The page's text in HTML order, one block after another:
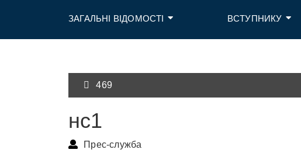
ЗАГАЛЬНІ ВІДОМОСТІ ВСТУПНИКУ
469
нс1
Прес-служба